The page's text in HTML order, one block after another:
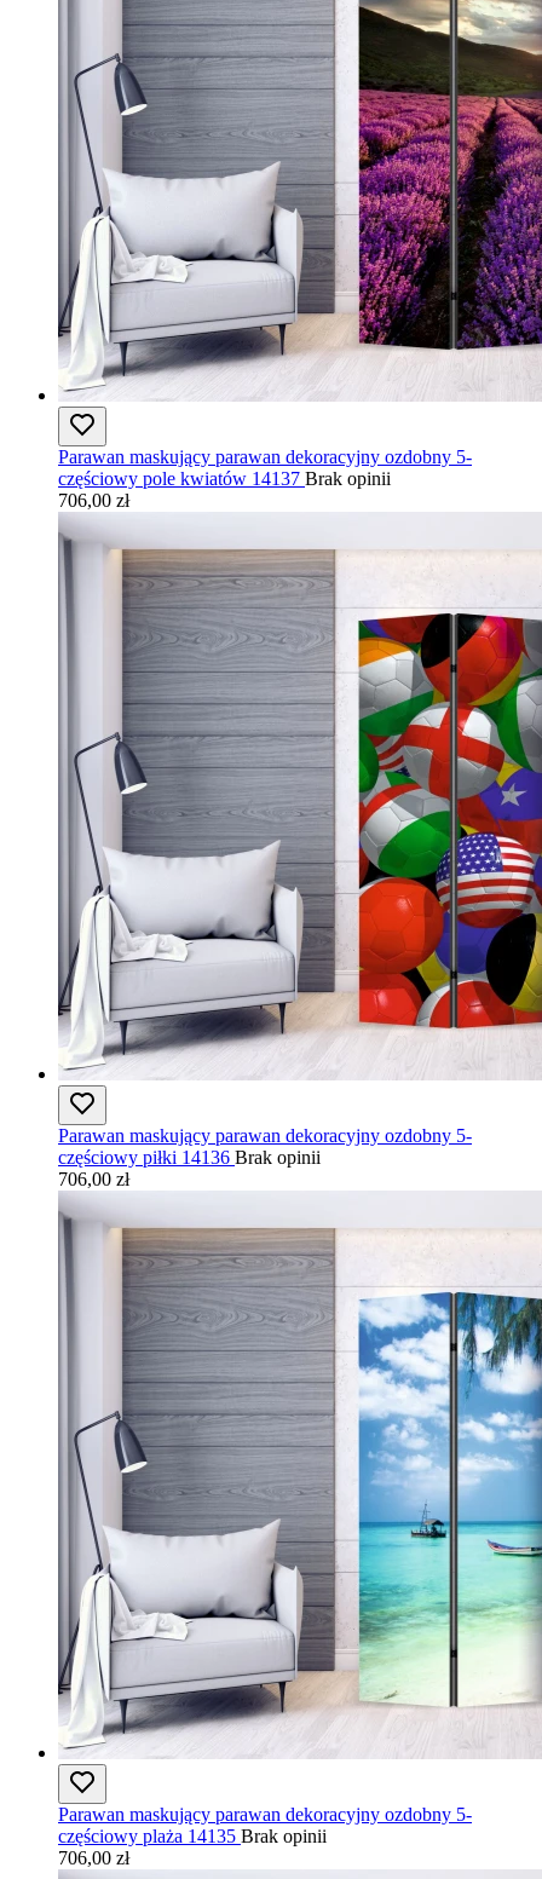
Parawan maskujący parawan dekoracyjny ozdobny 5-
częściowy pole kwiatów 14137 Brak opinii
706,00 zł
Parawan maskujący parawan dekoracyjny ozdobny 5-
częściowy piłki 14136 Brak opinii
706,00 zł
Parawan maskujący parawan dekoracyjny ozdobny 5-
częściowy plaża 14135 Brak opinii
706,00 zł